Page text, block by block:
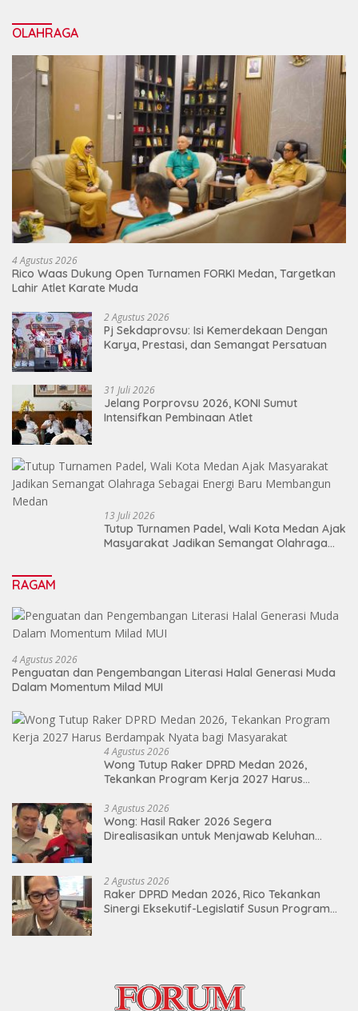
OLAHRAGA
4 Agustus 2026
Rico Waas Dukung Open Turnamen FORKI Medan, Targetkan
Lahir Atlet Karate Muda
2 Agustus 2026
Pj Sekdaprovsu: Isi Kemerdekaan Dengan
Karya, Prestasi, dan Semangat Persatuan
31 Juli 2026
Jelang Porprovsu 2026, KONI Sumut
Intensifkan Pembinaan Atlet
13 Juli 2026
Tutup Turnamen Padel, Wali Kota Medan Ajak
Masyarakat Jadikan Semangat Olahraga
RAGAM
4 Agustus 2026
Penguatan dan Pengembangan Literasi Halal Generasi Muda
Dalam Momentum Milad MUI
4 Agustus 2026
Wong Tutup Raker DPRD Medan 2026,
Tekankan Program Kerja 2027 Harus
3 Agustus 2026
Wong: Hasil Raker 2026 Segera
Direalisasikan untuk Menjawab Keluhan
2 Agustus 2026
Raker DPRD Medan 2026, Rico Tekankan
Sinergi Eksekutif-Legislatif Susun Program